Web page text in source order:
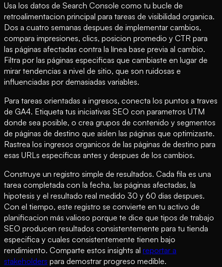
Usa los datos de Search Console como tu bucle de
retroalimentacion principal para tareas de visibilidad organica.
Dos a cuatro semanas despues de implementar cambios,
compara impresiones, clics, posicion promedio y CTR para
las páginas afectadas contra la línea base previa al cambio.
Filtra por las páginas especificas que cambiaste en lugar de
mirar tendencias a nivel de sitio, que son ruidosas e
influenciadas por demasiadas variables.
Para tareas orientadas a ingresos, conecta los puntos a traves
de GA4. Etiqueta tus iniciativas SEO con parametros UTM
donde sea posible, o crea grupos de contenido y segmentos
de páginas de destino que aislen las páginas que optimizaste.
Rastrea los ingresos organicos de las páginas de destino para
esas URLs especificas antes y despues de los cambios.
Construye un registro simple de resultados. Cada fila es una
tarea completada con la fecha, las páginas afectadas, la
hipotesis y el resultado real medido 30 y 60 dias despues.
Con el tiempo, este registro se convierte en tu activo de
planificacion más valioso porque te dice que tipos de trabajo
SEO producen resultados consistentemente para tu tienda
especifica y cuales consistentemente tienen bajo
rendimiento. Comparte estos insights al reportar a
stakeholders para demostrar progreso medible.